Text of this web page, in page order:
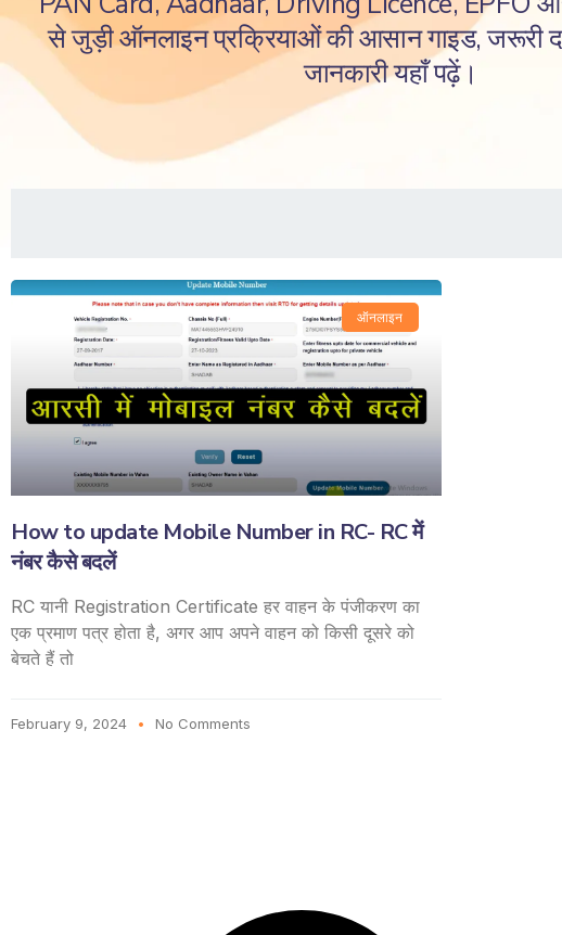
से जुड़ी ऑनलाइन प्रक्रियाओं की आसान गाइड, जरूरी
जानकारी यहाँ पढ़ें।
ऑनलाइन
How to update Mobile Number in RC- RC में
नंबर कैसे बदलें
RC यानी Registration Certificate हर वाहन के पंजीकरण का
एक प्रमाण पत्र होता है, अगर आप अपने वाहन को किसी दूसरे को
बेचते हैं तो
February 9, 2024 No Comments